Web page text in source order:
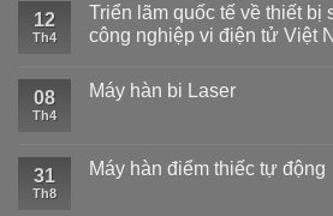
12
Th4
Triển lãm quốc tế về thiết bị
công nghiệp vi điện tử Việt
08
Th4
Máy hàn bi Laser
31
Th8
Máy hàn điểm thiếc tự động